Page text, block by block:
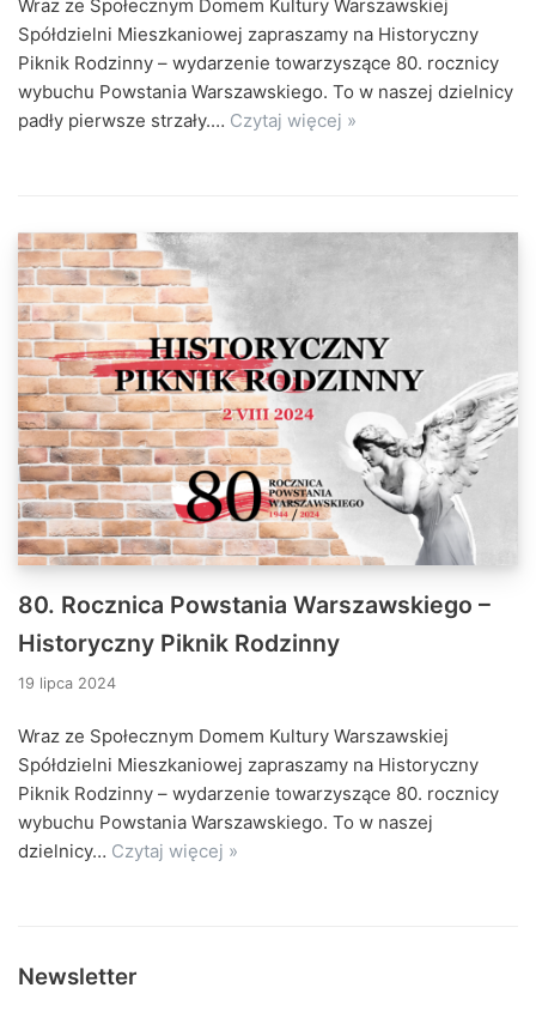
Wraz ze Społecznym Domem Kultury Warszawskiej
Spółdzielni Mieszkaniowej zapraszamy na Historyczny
Piknik Rodzinny – wydarzenie towarzyszące 80. rocznicy
wybuchu Powstania Warszawskiego. To w naszej dzielnicy
padły pierwsze strzały.… Czytaj więcej »
80. Rocznica Powstania Warszawskiego –
Historyczny Piknik Rodzinny
19 lipca 2024
Wraz ze Społecznym Domem Kultury Warszawskiej
Spółdzielni Mieszkaniowej zapraszamy na Historyczny
Piknik Rodzinny – wydarzenie towarzyszące 80. rocznicy
wybuchu Powstania Warszawskiego. To w naszej
dzielnicy… Czytaj więcej »
Newsletter